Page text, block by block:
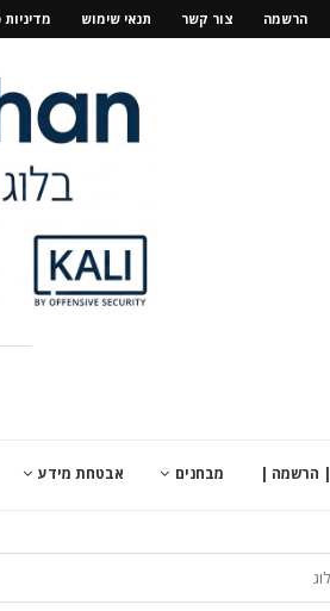
הרשמה צור קשר תנאי שימוש
| הרשמה | מבחנים אבטחת מידע